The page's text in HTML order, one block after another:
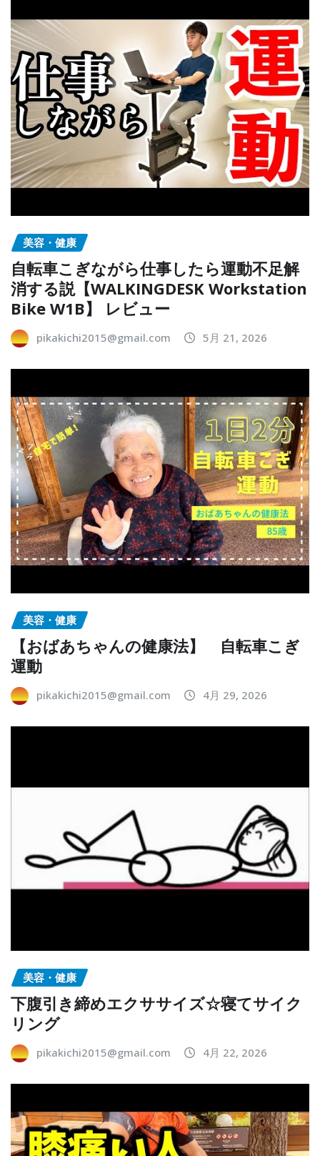
美容・健康
自転車こぎながら仕事したら運動不足解
消する説【WALKINGDESK Workstation
Bike W1B】 レビュー
pikakichi2015@gmail.com 5月 21, 2026
美容・健康
【おばあちゃんの健康法】 自転車こぎ
運動
pikakichi2015@gmail.com 4月 29, 2026
美容・健康
下腹引き締めエクササイズ☆寝てサイク
リング
pikakichi2015@gmail.com 4月 22, 2026